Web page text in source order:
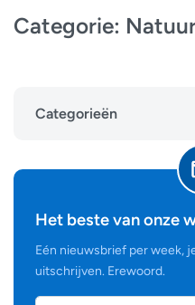
Categorie:
Categorieën
Onweersverwachting
Ruimte
Het beste van onze
Eén nieuwsbrief per week,
uitschrijven. Erewoord.